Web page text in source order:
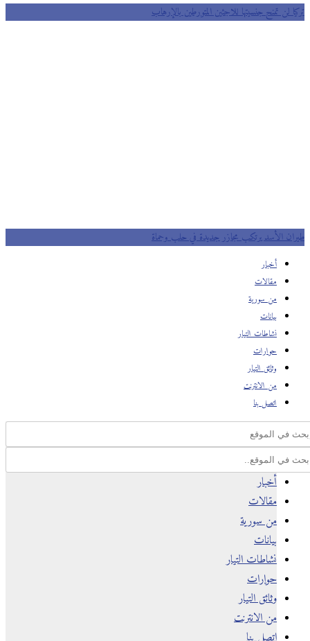
تركيا لن تمنح جنسيتها للاجئين المتورطين بالإرهاب
طيران الأسد يرتكب مجازر جديدة في حلب وحماة
أخبار
مقالات
من سورية
بيانات
نشاطات التيار
حوارات
وثائق التيار
من الانترنت
اتصل بنا
أخبار
مقالات
من سورية
بيانات
نشاطات التيار
حوارات
وثائق التيار
من الانترنت